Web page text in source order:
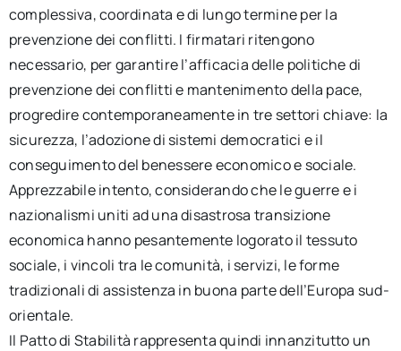
complessiva, coordinata e di lungo termine per la
prevenzione dei conflitti. I firmatari ritengono
necessario, per garantire l’afficacia delle politiche di
prevenzione dei conflitti e mantenimento della pace,
progredire contemporaneamente in tre settori chiave: la
sicurezza, l’adozione di sistemi democratici e il
conseguimento del benessere economico e sociale.
Apprezzabile intento, considerando che le guerre e i
nazionalismi uniti ad una disastrosa transizione
economica hanno pesantemente logorato il tessuto
sociale, i vincoli tra le comunità, i servizi, le forme
tradizionali di assistenza in buona parte dell’Europa sud-
orientale.
Il Patto di Stabilità rappresenta quindi innanzitutto un